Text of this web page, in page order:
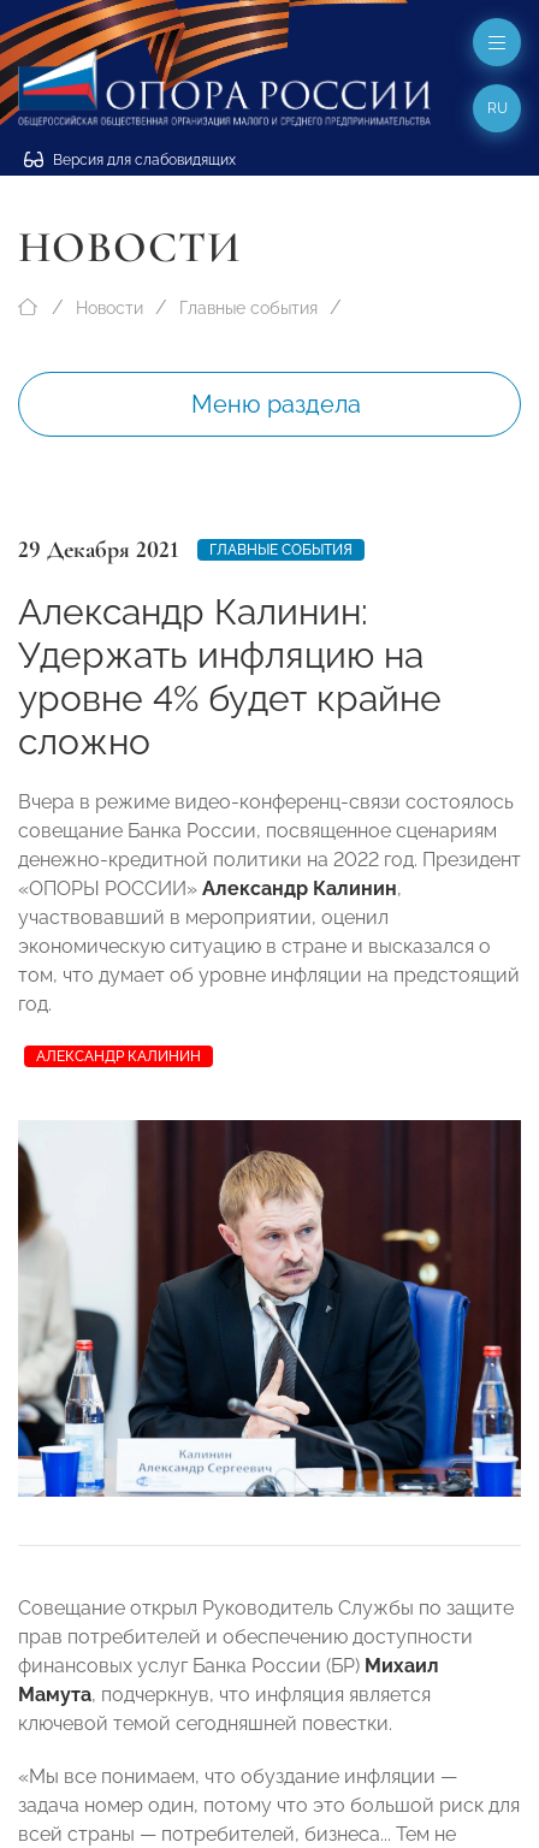
Версия для слабовидящих
RU
НОВОСТИ
Новости Главные события
Меню раздела
29 Декабря 2021 ГЛАВНЫЕ СОБЫТИЯ
Александр Калинин:
Удержать инфляцию на
уровне 4% будет крайне
сложно
Вчера в режиме видео-конференц-связи состоялось
совещание Банка России, посвященное сценариям
денежно-кредитной политики на 2022 год. Президент
«ОПОРЫ РОССИИ» Александр Калинин,
участвовавший в мероприятии, оценил
экономическую ситуацию в стране и высказался о
том, что думает об уровне инфляции на предстоящий
год.
АЛЕКСАНДР КАЛИНИН
Совещание открыл Руководитель Службы по защите
прав потребителей и обеспечению доступности
финансовых услуг Банка России (БР) Михаил
Мамута, подчеркнув, что инфляция является
ключевой темой сегодняшней повестки.
«Мы все понимаем, что обуздание инфляции —
задача номер один, потому что это большой риск для
всей страны — потребителей, бизнеса... Тем не